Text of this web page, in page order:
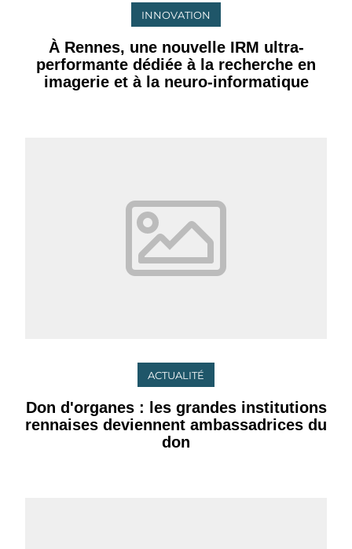
INNOVATION
À Rennes, une nouvelle IRM ultra-
performante dédiée à la recherche en
imagerie et à la neuro-informatique
ACTUALITÉ
Don d'organes : les grandes institutions
rennaises deviennent ambassadrices du
don